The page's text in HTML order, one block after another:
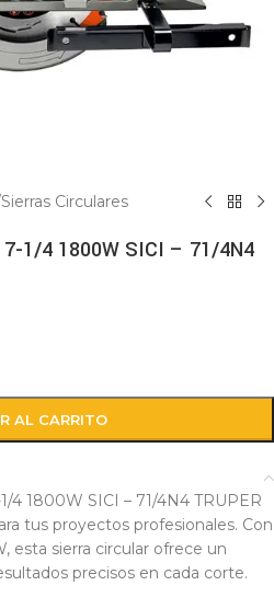
Sierras Circulares
1/4 1800W SICI – 71/4N4
AL CARRITO
4 1800W SICI – 71/4N4 TRUPER
tus proyectos profesionales. Con
sierra circular ofrece un
precisos en cada corte.